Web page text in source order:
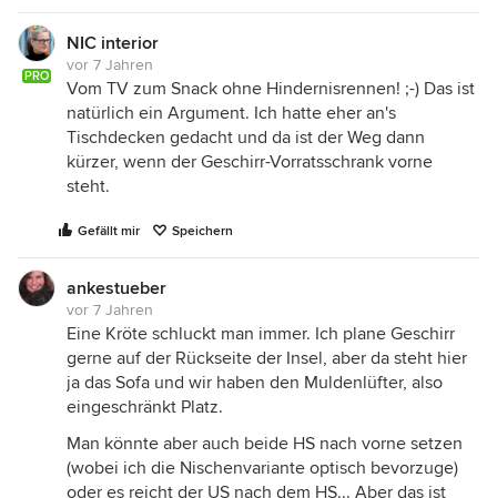
hocken. Ich würde sie größer machen, besonders,
wenn Sie einen Muldenlüfter haben möchten, der -
wie Anke schon geschrieben hat - Platz in den
Schränken benötigt und so hätten Sie drei
Unterschränke in T 30 cm mehr.
Der Abstand zwischen Insel und Küchenzeile sollte
100 cm nicht unterschreiten, gerne mehr, aber der
eine Meter genügt, und das ist in diesem Falle
Ich schlage statt eines Sofa mit Recamierelement
ein "normales" Sofa vor - 2,20 cm max (was nicht
klein ist) und in Kombination mit einem Sessel. Das
läßt dem Raum mehr Luft und Sie können variieren.
Und damit der Eingang etwas großzügiger wird,
wäre eine direkt an der Wand montierte Bank
schön, dann steht der Tisch nicht so im Weg. Ich
habe hier einen runden gezeichnet, da kommt man
besser dran vorbei und die Bank ebenfalls
abgerundet (funktionieren wird das aber auch mit
PRO
NIC interior
vor 7 Jahren
Vom TV zum Snack ohne Hindernisrennen! ;-) Das ist
natürlich ein Argument. Ich hatte eher an's
Tischdecken gedacht und da ist der Weg dann
kürzer, wenn der Geschirr-Vorratsschrank vorne
steht.
Gefällt mir Speichern
ankestueber
vor 7 Jahren
Eine Kröte schluckt man immer. Ich plane Geschirr
gerne auf der Rückseite der Insel, aber da steht hier
ja das Sofa und wir haben den Muldenlüfter, also
eingeschränkt Platz.
Man könnte aber auch beide HS nach vorne setzen
(wobei ich die Nischenvariante optisch bevorzuge)
oder es reicht der US nach dem HS... Aber das ist